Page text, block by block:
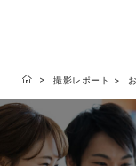
撮影レポート